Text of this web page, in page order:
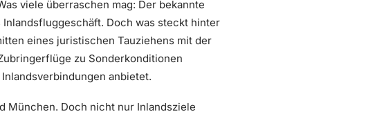
viele überraschen mag: Der bekannte
Doch was steckt hinter
eines juristischen Tauziehens mit der
zu Sonderkonditionen
anbietet.
München. Doch nicht nur Inlandsziele